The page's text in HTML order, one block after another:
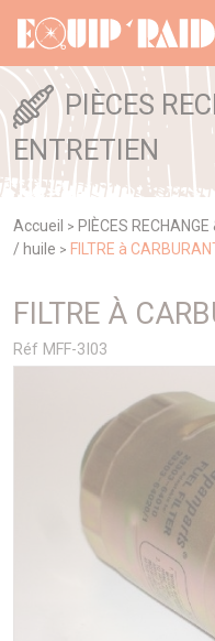
PIÈCES
ENTRETIEN
Accueil > PIÈCES RECHANGE
/ huile > FILTRE à
FILTRE À
Réf MFF-3I03
Panneau de gestion des